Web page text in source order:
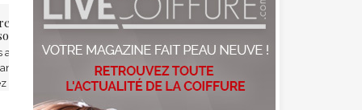
sa chevelure avec
à la Kératine !
avez les cheveux ternes,
vous êtes à bout et ne
plus quoi faire pour faire
votre belle crinière? Pas de
Le retour du peigne
capillairement parlant pour les
fêtes ? On a l'accessoire parfait : Le
peigne. On le pensait oublié dans